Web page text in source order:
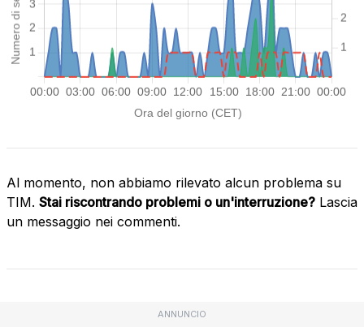
Al momento, non abbiamo rilevato alcun problema su
TIM. Stai riscontrando problemi o un'interruzione? Lascia
un messaggio nei commenti.
ANNUNCIO